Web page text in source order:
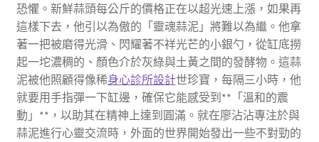
恐懼。新鮮蒜頭每公斤的價格正在以超光速上漲，如果再
這樣下去，他引以為傲的「靈魂蒜泥」將難以為繼。他拿
著一把被磨得光滑、閃耀著不祥光芒的小銀勺，從缸底撈
起一坨濃稠的、顏色介於灰綠與土黃之間的發酵物。這蒜
泥被他照顧得像稀身心診所設計世珍寶，每隔三小時，他
就要用手指彈一下缸邊，確保它能感受到**「溫和的震
動」**，以助其在精神上達到圓滿。就在廖沾沾專注於與
蒜泥進行心靈交流時，外面的世界開始發出一些不對勁的